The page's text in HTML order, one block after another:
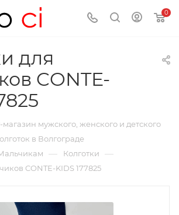
0
для
CONTE-
мужского, женского и детского
в Волгограде
— Колготки —
CONTE-KIDS 177825